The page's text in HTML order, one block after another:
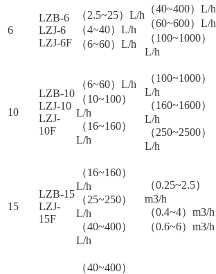
6
LZB-6
LZJ-6
LZJ-6F
（2.5~25）L/h
（4~40）L/h
（6~60）L/h
（40~400）L/h
（60~600）L/h
（100~1000）
L/h
10
LZB-10
LZJ-10
LZJ-
10F
（6~60）L/h
（10~100）
L/h
（16~160）
L/h
（100~1000）
L/h
（160~1600）
L/h
（250~2500）
L/h
15
LZB-15
LZJ-
15F
（16~160）
L/h
（25~250）
L/h
（40~400）
L/h
（0.25~2.5）
m3/h
（0.4~4）m3/h
（0.6~6）m3/h
（40~400）